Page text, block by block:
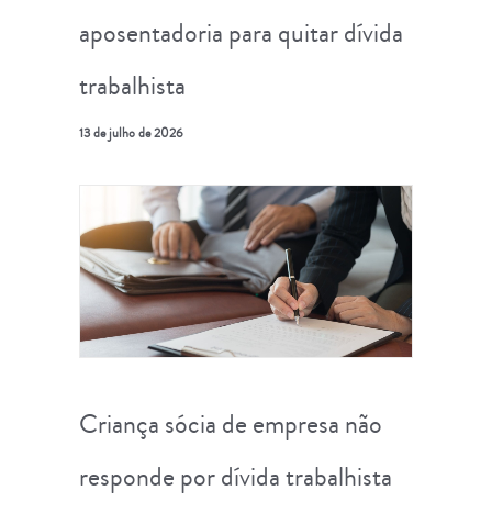
aposentadoria para quitar dívida
trabalhista
13 de julho de 2026
Criança sócia de empresa não
responde por dívida trabalhista